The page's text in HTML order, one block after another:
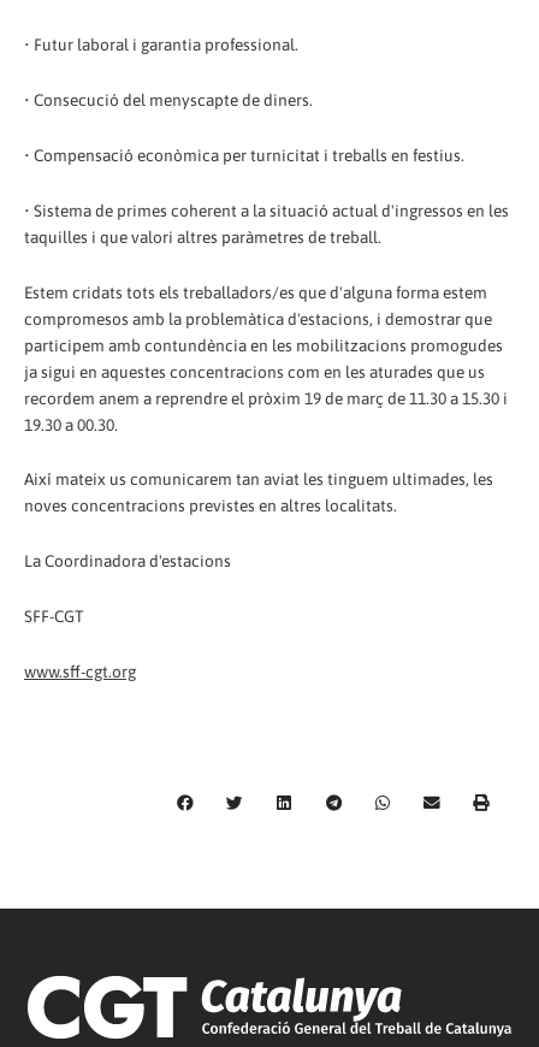
• Futur laboral i garantia professional.
• Consecució del menyscapte de diners.
• Compensació econòmica per turnicitat i treballs en festius.
• Sistema de primes coherent a la situació actual d'ingressos en les
taquilles i que valori altres paràmetres de treball.
Estem cridats tots els treballadors/es que d'alguna forma estem
compromesos amb la problemàtica d'estacions, i demostrar que
participem amb contundència en les mobilitzacions promogudes
ja sigui en aquestes concentracions com en les aturades que us
recordem anem a reprendre el pròxim 19 de març de 11.30 a 15.30 i
19.30 a 00.30.
Així mateix us comunicarem tan aviat les tinguem ultimades, les
noves concentracions previstes en altres localitats.
La Coordinadora d'estacions
SFF-CGT
www.sff-cgt.org